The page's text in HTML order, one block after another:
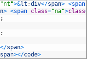
"nt">&lt ;div</span> <span
> <span class="na">class=
;
;
</span>
span></code>